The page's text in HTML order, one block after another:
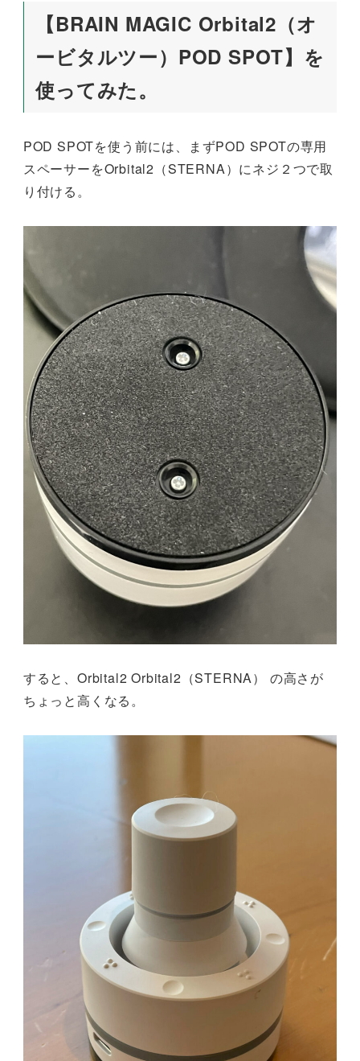
【BRAIN MAGIC Orbital2（オ
ービタルツー）POD SPOT】を
使ってみた。
POD SPOTを使う前には、まずPOD SPOTの専用
スペーサーをOrbital2（STERNA）にネジ２つで取
り付ける。
すると、Orbital2 Orbital2（STERNA） の高さが
ちょっと高くなる。